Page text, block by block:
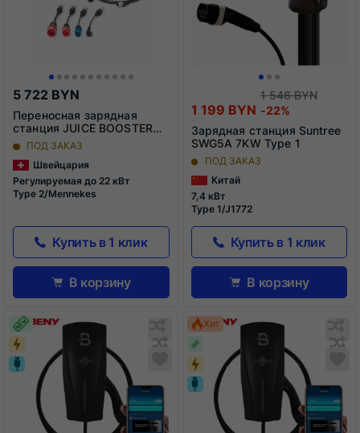
5 722 BYN
Переносная зарядная
станция JUICE BOOSTER
(комплектация Small
traveller package) EL-JB2G2
ПОД ЗАКАЗ
Швейцария
Регулируемая до 22 кВт
Type 2/Mennekes
Купить в 1 клик
В корзину
1 199 BYN
1 546 BYN
-22%
Зарядная станция Suntree
SWG5A 7KW Type 1
ПОД ЗАКАЗ
Китай
7,4 кВт
Type 1/J1772
Купить в 1 клик
В корзину
Обновляю
список...
Обновляю
список...
Добавить
список
сравнения
Хит